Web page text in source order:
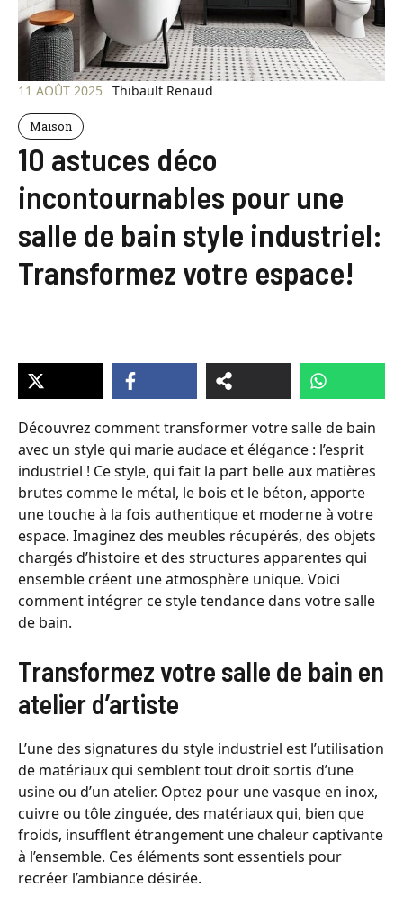
11 AOÛT 2025 Thibault Renaud
Maison
10 astuces déco
incontournables pour une
salle de bain style industriel:
Transformez votre espace!
Découvrez comment transformer votre salle de bain
avec un style qui marie audace et élégance : l’esprit
industriel ! Ce style, qui fait la part belle aux matières
brutes comme le métal, le bois et le béton, apporte
une touche à la fois authentique et moderne à votre
espace. Imaginez des meubles récupérés, des objets
chargés d’histoire et des structures apparentes qui
ensemble créent une atmosphère unique. Voici
comment intégrer ce style tendance dans votre salle
de bain.
Transformez votre salle de bain en
atelier d’artiste
L’une des signatures du style industriel est l’utilisation
de matériaux qui semblent tout droit sortis d’une
usine ou d’un atelier. Optez pour une vasque en inox,
cuivre ou tôle zinguée, des matériaux qui, bien que
froids, insufflent étrangement une chaleur captivante
à l’ensemble. Ces éléments sont essentiels pour
recréer l’ambiance désirée.